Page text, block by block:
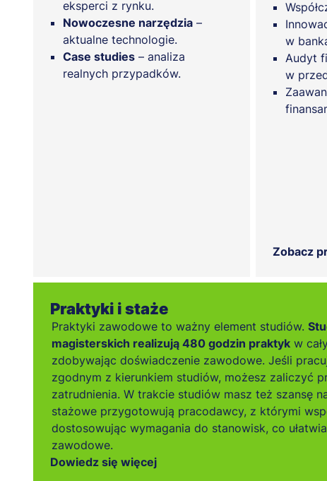
eksperci z rynku.
Nowoczesne narzędzia –
aktualne technologie.
Case studies – analiza
realnych przypadków.
w
Audyt
w
Zobacz
Praktyki i staże
Praktyki zawodowe to ważny element studiów.
magisterskich realizują 480 godzin praktyk w
zdobywając doświadczenie zawodowe. Jeśli
zgodnym z kierunkiem studiów, możesz zaliczyć
zatrudnienia. W trakcie studiów masz też szansę
stażowe przygotowują pracodawcy, z którymi
dostosowując wymagania do stanowisk, co
zawodowe.
Dowiedz się więcej